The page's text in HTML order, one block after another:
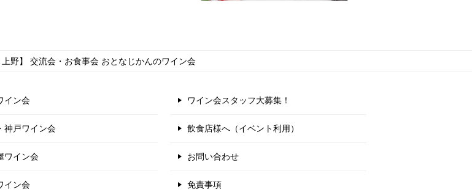
野】 交流会・お食事会 おとなじかんのワイン会
イン会
神戸ワイン会
ワイン会
イン会
ワイン会スタッフ大募集！
飲食店様へ（イベント利用）
お問い合わせ
免責事項